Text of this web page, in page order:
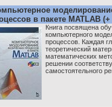
в пакете MATLAB (+
Книга посвящена
компьютерного
процессов. Каждая
теоретический
математических
решении
самостоятельного